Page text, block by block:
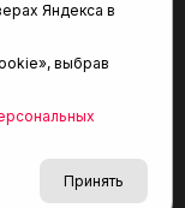
Яндекса в
выбрав
Принять